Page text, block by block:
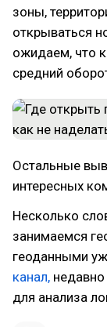
зоны,
открываться
ожидаем, что
средний
Остальные
интересных
Несколько
занимаемся
геоданными
канал,
для анализа